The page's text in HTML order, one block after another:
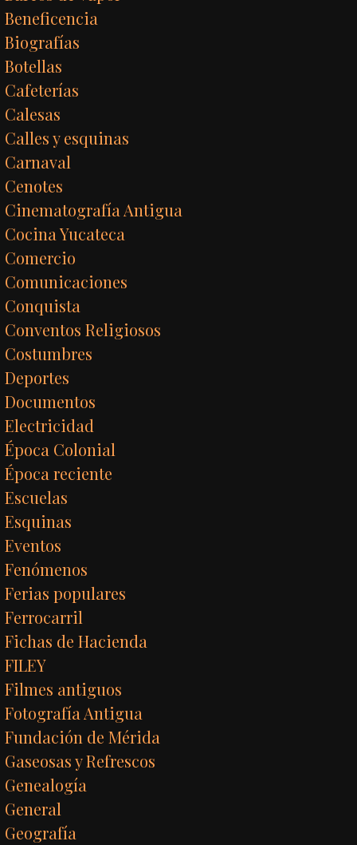
Beneficencia
Biografías
Botellas
Cafeterías
Calesas
Calles y esquinas
Carnaval
Cenotes
Cinematografía Antigua
Cocina Yucateca
Comercio
Comunicaciones
Conquista
Conventos Religiosos
Costumbres
Deportes
Documentos
Electricidad
Época Colonial
Época reciente
Escuelas
Esquinas
Eventos
Fenómenos
Ferias populares
Ferrocarril
Fichas de Hacienda
FILEY
Filmes antiguos
Fotografía Antigua
Fundación de Mérida
Gaseosas y Refrescos
Genealogía
General
Geografía